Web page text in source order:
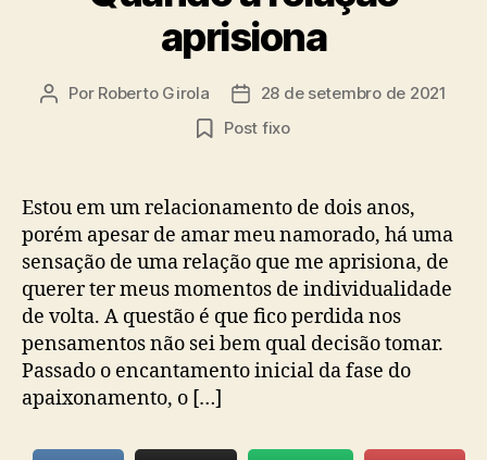
aprisiona
Autor
Por Roberto Girola
Data28 de setembro de 2021
Post fixo
Estou em um relacionamento de dois anos,
porém apesar de amar meu namorado, há uma
sensação de uma relação que me aprisiona, de
querer ter meus momentos de individualidade
de volta. A questão é que fico perdida nos
pensamentos não sei bem qual decisão tomar.
Passado o encantamento inicial da fase do
apaixonamento, o […]